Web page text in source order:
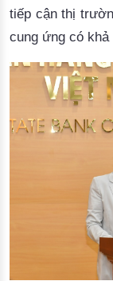
tiếp cận thị
cung ứng có khả